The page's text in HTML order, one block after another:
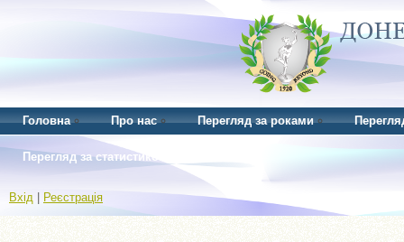
Головна Про нас Перегляд за роками
Перегляд за статистикою
Вхід Реєстрація